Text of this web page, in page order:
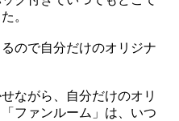
。
ので自分だけのオリジナ
ながら、自分だけのオリ
ファンルーム」は、いつ